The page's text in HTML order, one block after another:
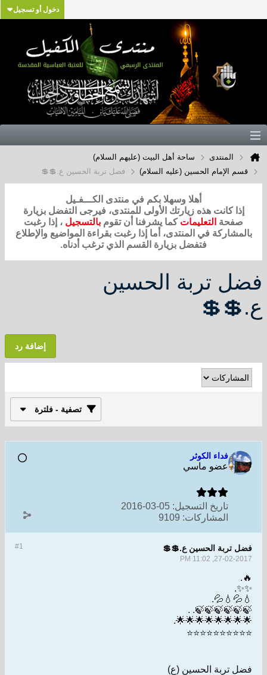
دخول أو تسجيل
المنتدى
ساحة أهل البيت (عليهم السلام)
قسم الإمام الحسين (عليه السلام)
فضل تربة الحسين ع.💲💲
أهلا وسهلا بكم في منتدى الكـــفـيل
إذا كانت هذه زيارتك الأولى للمنتدى، فيرجى التفضل بزيارة
صفحة التعليمات كما يشرفنا أن تقوم بالتسجيل ، إذا رغبت
بالمشاركة في المنتدى، أما إذا رغبت بقراءة المواضيع والإطلاع
فتفضل بزيارة القسم الذي ترغب أدناه.
فضل تربة الحسين
ع.💲💲
إضافة رد
تصفية - فلترة
فداء الكوثر
عضو ماسي
تاريخ التسجيل: 05-03-2016
المشاركات: 9109
#1 فضل تربة الحسين ع.💲💲
27-02-2017, 11:02 PM
🔥.
✨✨.
💧💦💧💦.
🍃🍃🍃🍃🍃🍃. .
🌟🌟🌟🌟🌟🌟🌟🌟.
⭐⭐⭐⭐⭐⭐⭐⭐⭐⭐
فضل تربة الحسين (ع)